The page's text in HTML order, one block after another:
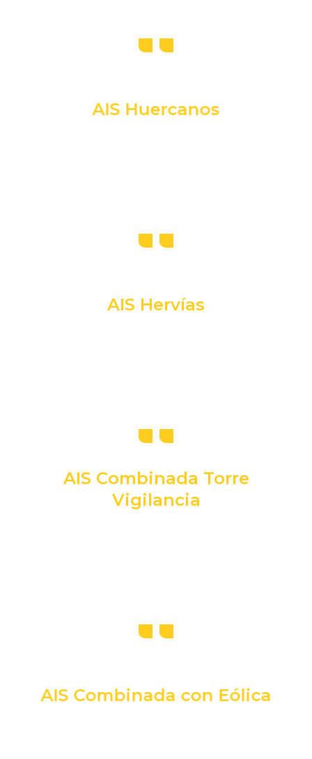
AIS Huercanos
AIS Hervías
AIS Combinada Torre
Vigilancia
AIS Combinada con Eólica